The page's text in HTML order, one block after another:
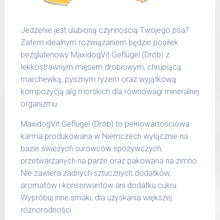
Podane liczby są wartościami orientacyjnymi.
Indywidualne potrzeby zależne są od rasy,
aktywności, warunków hodowli oraz innych
czynników.
Waga netto/Nr art.: 200 g/1000 | 400
g/1016 | 800 g/1024
Jedzenie jest ulubioną czynnością Twojego psa?
Zatem idealnym rozwiązaniem będzie posiłek
bezglutenowy MaxidogVit Geflügel (Drób) z
lekkostrawnym mięsem drobiowym, chrupiącą
marchewką, pysznym ryżem oraz wyjątkową
kompozycją alg morskich dla równowagi mineralnej
organizmu.
MaxidogVit Geflügel (Drób) to pełnowartościowa
karma produkowana w Niemczech wyłącznie na
bazie świeżych surowców spożywczych,
przetwarzanych na parze oraz pakowana na zimno.
Nie zawiera żadnych sztucznych dodatków,
aromatów i konserwantów ani dodatku cukru.
Wypróbuj inne smaki, dla uzyskania większej
różnorodności.